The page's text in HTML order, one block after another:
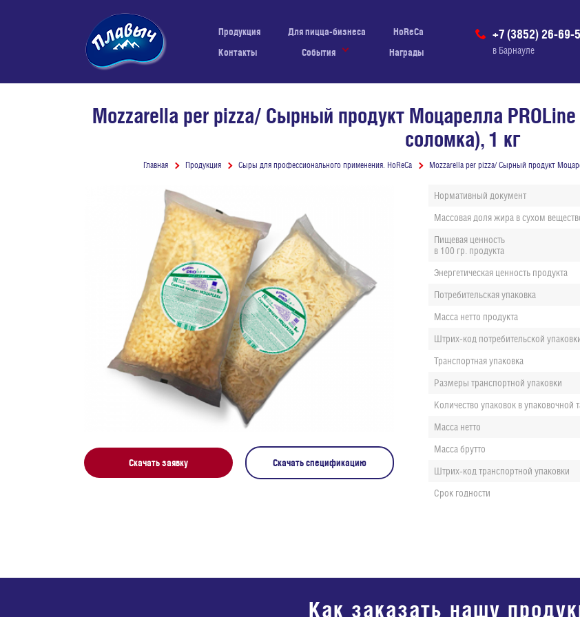
Продукция Для пицца-бизнеса
HoReCa
Контакты
События Награды
+7 (3852) 26-69-
в Барнауле
Mozzarella per pizza/ Сырный продукт Моцарелла PROLine
соломка), 1 кг
Главная Продукция Сыры для профессионального применения. HoReCa Mozzarella per pizza/ Сырный продукт
Скачать заявку Скачать спецификацию
Нормативный документ
Массовая доля жира в сухом
Пищевая ценность
в 100 гр. продукта
Энергетическая ценность продукта
Потребительская упаковка
Масса нетто продукта
Штрих-код потребительской
Транспортная упаковка
Размеры транспортной упаковки
Количество упаковок в упаковочной
Масса нетто
Масса брутто
Штрих-код транспортной упаковки
Срок годности
Как заказать нашу